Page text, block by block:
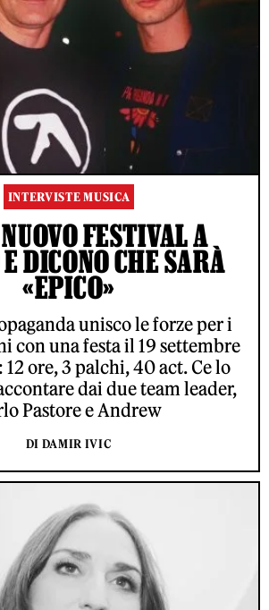
INTERVISTE MUSICA
FESTIVAL A
DICONO CHE SARÀ
«EPICO»
unisco le forze per i
con una festa il 19 settembre
ore, 3 palchi, 40 act. Ce lo
dai due team leader,
Pastore e Andrew
DI DAMIR IVIC